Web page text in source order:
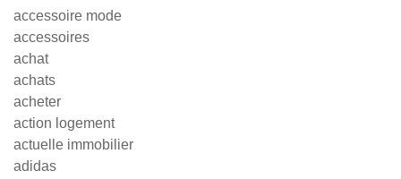
accessoire mode
accessoires
achat
achats
acheter
action logement
actuelle immobilier
adidas